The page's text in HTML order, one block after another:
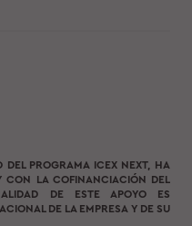
PROGRAMA ICEX NEXT, HA
CON LA COFINANCIACIÓN DEL
DE ESTE APOYO ES
DE LA EMPRESA Y DE SU